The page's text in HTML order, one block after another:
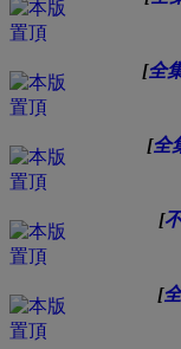
[全
[全
[
[